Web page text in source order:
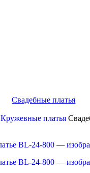
Свадебные платья
Кружевные платья